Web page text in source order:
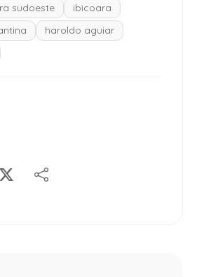
sudoeste
ibicoara
haroldo aguiar